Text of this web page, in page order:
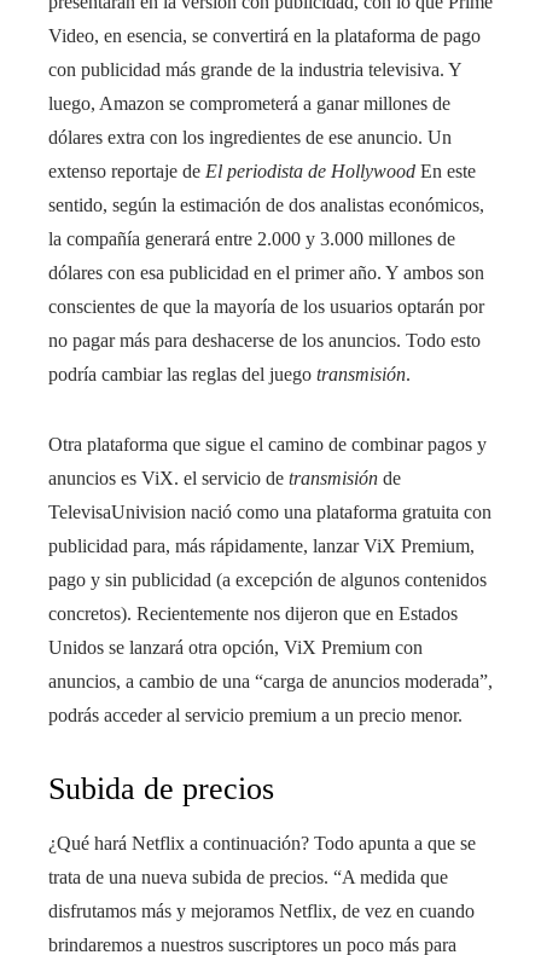
Video, en esencia, se convertirá en la plataforma de pago
con publicidad más grande de la industria televisiva. Y
luego, Amazon se comprometerá a ganar millones de
dólares extra con los ingredientes de ese anuncio. Un
extenso reportaje de El periodista de Hollywood En este
sentido, según la estimación de dos analistas económicos,
la compañía generará entre 2.000 y 3.000 millones de
dólares con esa publicidad en el primer año. Y ambos son
conscientes de que la mayoría de los usuarios optarán por
no pagar más para deshacerse de los anuncios. Todo esto
podría cambiar las reglas del juego transmisión.
Otra plataforma que sigue el camino de combinar pagos y
anuncios es ViX. el servicio de transmisión de
TelevisaUnivision nació como una plataforma gratuita con
publicidad para, más rápidamente, lanzar ViX Premium,
pago y sin publicidad (a excepción de algunos contenidos
concretos). Recientemente nos dijeron que en Estados
Unidos se lanzará otra opción, ViX Premium con
anuncios, a cambio de una “carga de anuncios moderada”,
podrás acceder al servicio premium a un precio menor.
Subida de precios
¿Qué hará Netflix a continuación? Todo apunta a que se
trata de una nueva subida de precios. “A medida que
disfrutamos más y mejoramos Netflix, de vez en cuando
brindaremos a nuestros suscriptores un poco más para